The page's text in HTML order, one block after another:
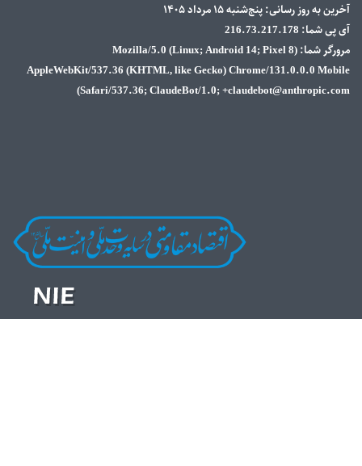
روز رسانی: پنج‌شنبه ۱۵ مرداد ۱۴۰۵
مرورگر شما: Mozilla/5.0 (Linux; Android 14; Pixel 8)
AppleWebKit/537.36 (KHTML, like Gecko) Chrome/131.0.0.0
Safari/537.36; ClaudeBot/1.0;